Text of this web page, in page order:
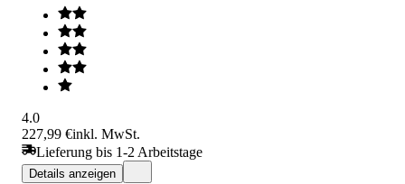
4.0
227,99 €inkl. MwSt.
Lieferung bis 1-2 Arbeitstage
Details anzeigen